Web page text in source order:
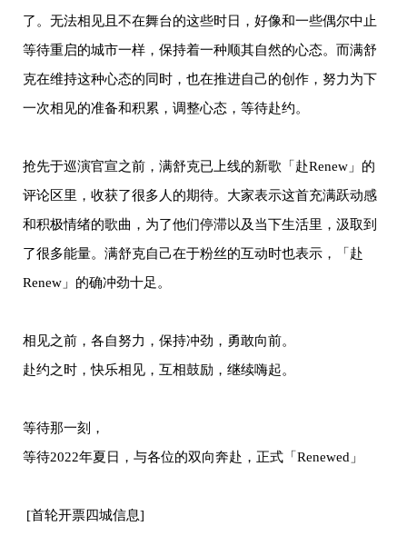
了。无法相见且不在舞台的这些时日，好像和一些偶尔中止
等待重启的城市一样，保持着一种顺其自然的心态。而满舒
克在维持这种心态的同时，也在推进自己的创作，努力为下
一次相见的准备和积累，调整心态，等待赴约。
抢先于巡演官宣之前，满舒克已上线的新歌「赴Renew」的
评论区里，收获了很多人的期待。大家表示这首充满跃动感
和积极情绪的歌曲，为了他们停滞以及当下生活里，汲取到
了很多能量。满舒克自己在于粉丝的互动时也表示，「赴
Renew」的确冲劲十足。
相见之前，各自努力，保持冲劲，勇敢向前。
赴约之时，快乐相见，互相鼓励，继续嗨起。
等待那一刻，
等待2022年夏日，与各位的双向奔赴，正式「Renewed」
[首轮开票四城信息]